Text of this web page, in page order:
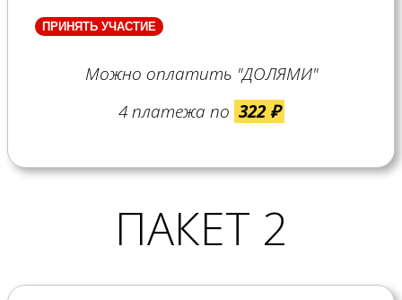
ПРИНЯТЬ УЧАСТИЕ
Можно оплатить "ДОЛЯМИ"
4 платежа по 322 ₽
ПАКЕТ 2